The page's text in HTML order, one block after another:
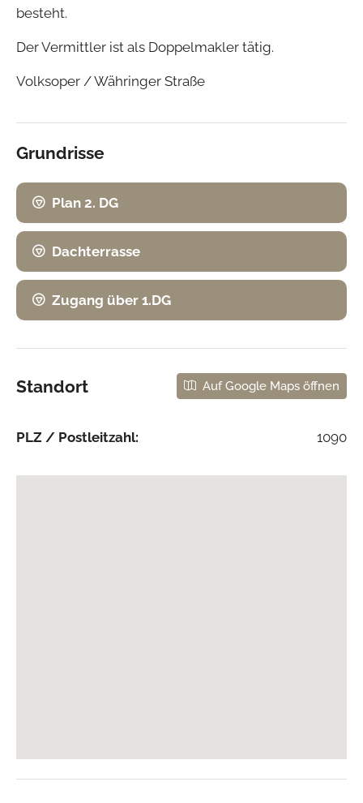
besteht.
Der Vermittler ist als Doppelmakler tätig.
Volksoper / Währinger Straße
Grundrisse
Plan 2. DG
Dachterrasse
Zugang über 1.DG
Standort Auf Google Maps öffnen
PLZ / Postleitzahl: 1090